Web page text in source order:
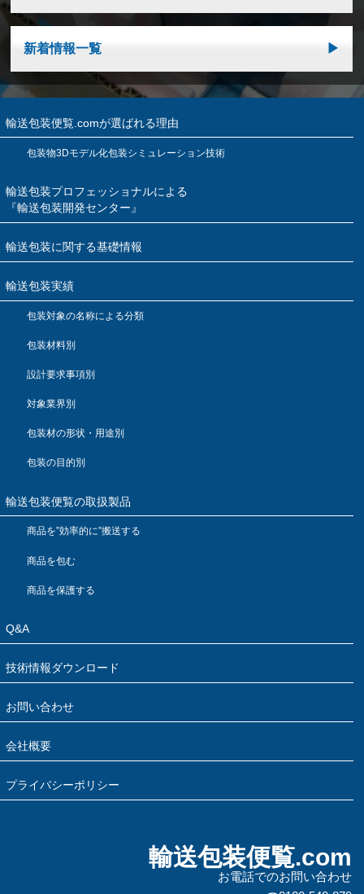
新着情報一覧
輸送包装便覧.comが選ばれる理由
包装物3Dモデル化包装シミュレーション技術
輸送包装プロフェッショナルによる
『輸送包装開発センター』
輸送包装に関する基礎情報
輸送包装実績
包装対象の名称による分類
包装材料別
設計要求事項別
対象業界別
包装材の形状・用途別
包装の目的別
輸送包装便覧の取扱製品
商品を”効率的に”搬送する
商品を包む
商品を保護する
Q&A
技術情報ダウンロード
お問い合わせ
会社概要
プライバシーポリシー
輸送包装便覧.com
お電話でのお問い合わせ